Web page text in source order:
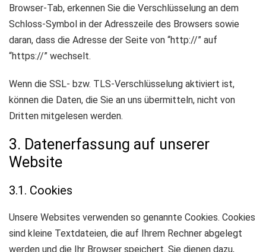
Browser-Tab, erkennen Sie die Verschlüsselung an dem
Schloss-Symbol in der Adresszeile des Browsers sowie
daran, dass die Adresse der Seite von “http://” auf
“https://” wechselt.
Wenn die SSL- bzw. TLS-Verschlüsselung aktiviert ist,
können die Daten, die Sie an uns übermitteln, nicht von
Dritten mitgelesen werden.
3. Datenerfassung auf unserer
Website
3.1. Cookies
Unsere Websites verwenden so genannte Cookies. Cookies
sind kleine Textdateien, die auf Ihrem Rechner abgelegt
werden und die Ihr Browser speichert. Sie dienen dazu,